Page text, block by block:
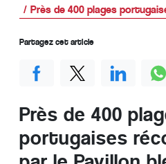
Près de 400 plages
Près de 400
portugaises
Partagez cet article